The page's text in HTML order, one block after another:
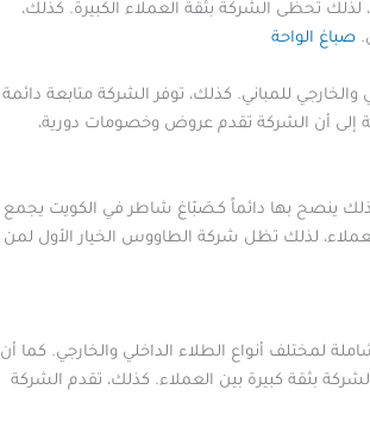
تحظى الشركة بثقة العملاء الكبيرة. كذلك،
صباغ الواحة
للمباني. كذلك، توفر الشركة متابعة دائمة
إلى أن الشركة تقدم عروض وخصومات دورية،
ينصح بها دائماً كـصَبّاغ شاطر في الكويت يجمع
لذلك تظل شركة الطاووس الخيار الأول لمن
لمختلف أنواع الطلاء الداخلي والخارجي. كما أن
بثقة كبيرة بين العملاء. كذلك، تقدم الشركة